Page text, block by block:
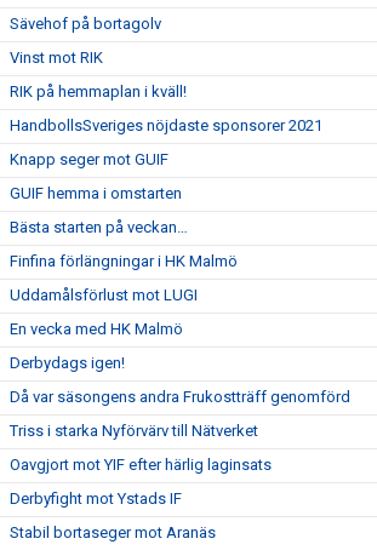
Sävehof på bortagolv
Vinst mot RIK
RIK på hemmaplan i kväll!
HandbollsSveriges nöjdaste sponsorer 2021
Knapp seger mot GUIF
GUIF hemma i omstarten
Bästa starten på veckan…
Finfina förlängningar i HK Malmö
Uddamålsförlust mot LUGI
En vecka med HK Malmö
Derbydags igen!
Då var säsongens andra Frukostträff genomförd
Triss i starka Nyförvärv till Nätverket
Oavgjort mot YIF efter härlig laginsats
Derbyfight mot Ystads IF
Stabil bortaseger mot Aranäs